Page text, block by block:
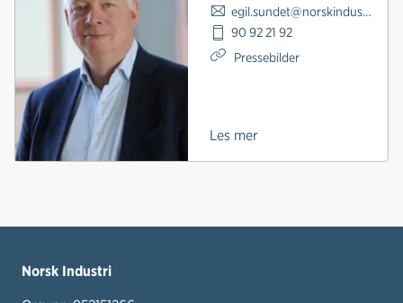
egil.sundet@norskindustri.no
90 92 21 92
Pressebilder
Les mer
Norsk Industri